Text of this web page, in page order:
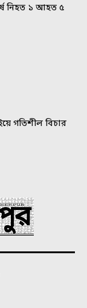
নিহত ১ আহত ৫
গতিশীল বিচার